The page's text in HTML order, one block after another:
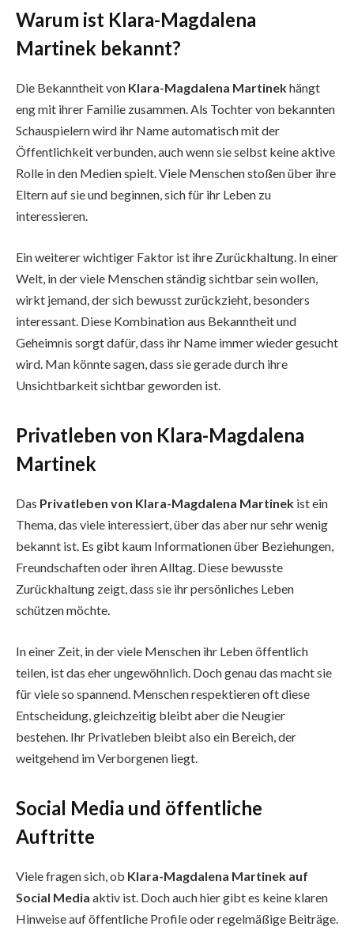
Warum ist Klara-Magdalena
Martinek bekannt?
Die Bekanntheit von Klara-Magdalena Martinekhängt
eng mit ihrer Familie zusammen. Als Tochter von bekannten
Schauspielern wird ihr Name automatisch mit der
Öffentlichkeit verbunden, auch wenn sie selbst keine aktive
Rolle in den Medien spielt. Viele Menschen stoßen über ihre
Eltern auf sie und beginnen, sich für ihr Leben zu
interessieren.
Ein weiterer wichtiger Faktor ist ihre Zurückhaltung. In einer
Welt, in der viele Menschen ständig sichtbar sein wollen,
wirkt jemand, der sich bewusst zurückzieht, besonders
interessant. Diese Kombination aus Bekanntheit und
Geheimnis sorgt dafür, dass ihr Name immer wieder gesucht
wird. Man könnte sagen, dass sie gerade durch ihre
Unsichtbarkeit sichtbar geworden ist.
Privatleben von Klara-Magdalena
Martinek
Das Privatleben von Klara-Magdalena Martinek ist ein
Thema, das viele interessiert, über das aber nur sehr wenig
bekannt ist. Es gibt kaum Informationen über Beziehungen,
Freundschaften oder ihren Alltag. Diese bewusste
Zurückhaltung zeigt, dass sie ihr persönliches Leben
schützen möchte.
In einer Zeit, in der viele Menschen ihr Leben öffentlich
teilen, ist das eher ungewöhnlich. Doch genau das macht sie
für viele so spannend. Menschen respektieren oft diese
Entscheidung, gleichzeitig bleibt aber die Neugier
bestehen. Ihr Privatleben bleibt also ein Bereich, der
weitgehend im Verborgenen liegt.
Social Media und öffentliche
Auftritte
Viele fragen sich, ob Klara-Magdalena Martinek auf
Social Media aktiv ist. Doch auch hier gibt es keine klaren
Hinweise auf öffentliche Profile oder regelmäßige Beiträge.